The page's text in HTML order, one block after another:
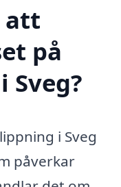
att
på
i Sveg
påverkar